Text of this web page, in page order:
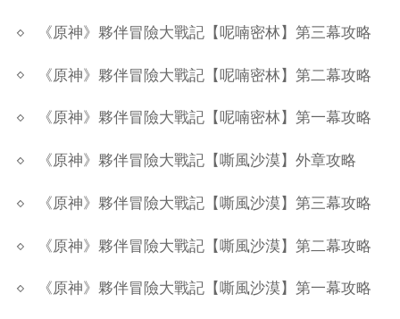
《原神》夥伴冒險大戰記【呢喃密林】第三幕攻略
《原神》夥伴冒險大戰記【呢喃密林】第二幕攻略
《原神》夥伴冒險大戰記【呢喃密林】第一幕攻略
《原神》夥伴冒險大戰記【嘶風沙漠】外章攻略
《原神》夥伴冒險大戰記【嘶風沙漠】第三幕攻略
《原神》夥伴冒險大戰記【嘶風沙漠】第二幕攻略
《原神》夥伴冒險大戰記【嘶風沙漠】第一幕攻略